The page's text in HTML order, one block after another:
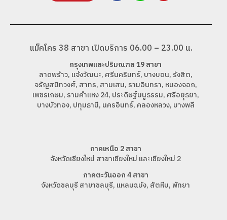
แม็คโคร 38 สาขา เปิดบริการ 06.00 – 23.00 น.
กรุงเทพและปริมณฑล 19 สาขา
ลาดพร้าว, แจ้งวัฒนะ, ศรีนครินทร์, บางบอน, รังสิต,
จรัญสนิทวงศ์, สาทร, สามเสน, รามอินทรา, หนองจอก,
เพชรเกษม, รามคำแหง 24, ประดิษฐ์มนูธรรม, ศรีอยุธยา,
บางบัวทอง, ปทุมธานี, นครอินทร์, คลองหลวง, บางพลี
ภาคเหนือ 2 สาขา
จังหวัดเชียงใหม่ สาขาเชียงใหม่ และเชียงใหม่ 2
ภาคตะวันออก 4 สาขา
จังหวัดชลบุรี สาขาชลบุรี, แหลมฉบัง, สัตหีบ, พัทยา